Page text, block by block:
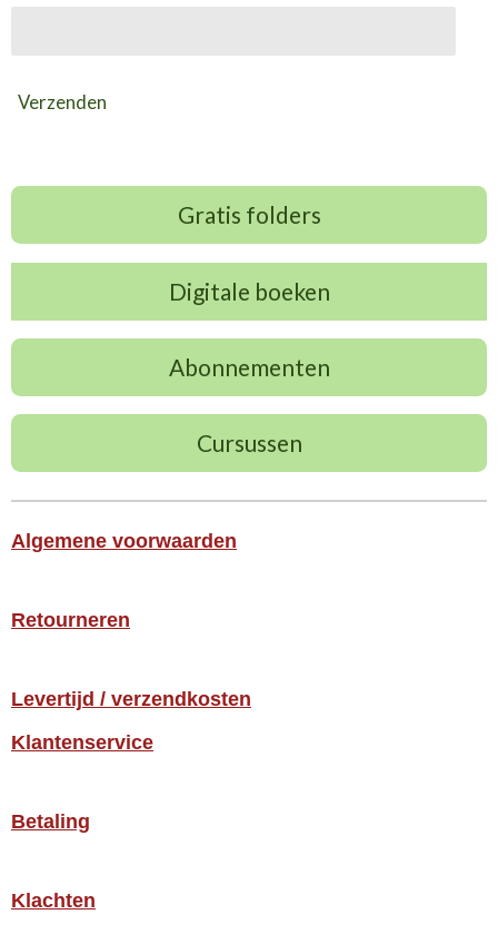
Verzenden
Gratis folders
Digitale boeken
Abonnementen
Cursussen
Algemene voorwaarden
Retourneren
Levertijd / verzendkosten
Klantenservice
Betaling
Klachten